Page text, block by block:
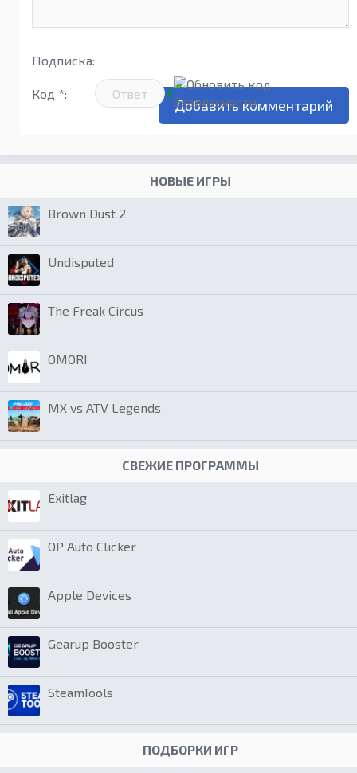
Подписка:
Код *:
НОВЫЕ ИГРЫ
Brown Dust 2
Undisputed
The Freak Circus
OMORI
MX vs ATV Legends
СВЕЖИЕ ПРОГРАММЫ
Exitlag
OP Auto Clicker
Apple Devices
Gearup Booster
SteamTools
ПОДБОРКИ ИГР